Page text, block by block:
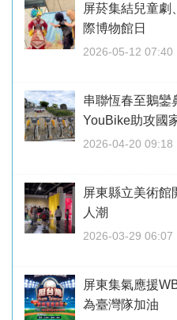
屏菸集結兒童
際博物館日
2026-05-12 07:40
串聯恆春至鵝
YouBike助攻國
2026-04-20 09:18
屏東縣立美術
人潮
2026-03-29 06:07
屏東集氣應援
為臺灣隊加油